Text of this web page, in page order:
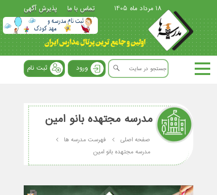
18 مرداد ماه 1405 تماس با ما پذیرش آگهی
ورود ثبت نام
مدرسه مجتهده بانو امین
صفحه اصلی
فهرست مدرسه ها
مدرسه مجتهده بانو امین